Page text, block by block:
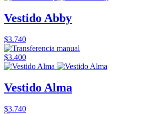
Vestido Abby
$3.740
$3.400
Vestido Alma
$3.740